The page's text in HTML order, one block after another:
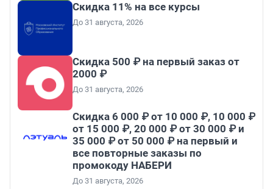
Скидка 11% на все курсы
До 31 августа, 2026
Скидка 500 ₽ на первый заказ от
2000 ₽
До 31 августа, 2026
Скидка 6 000 ₽ от 10 000 ₽, 10 000 ₽
от 15 000 ₽, 20 000 ₽ от 30 000 ₽ и
35 000 ₽ от 50 000 ₽ на первый и
все повторные заказы по
промокоду НАБЕРИ
До 31 августа, 2026